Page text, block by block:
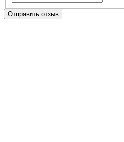
Отправить отзыв